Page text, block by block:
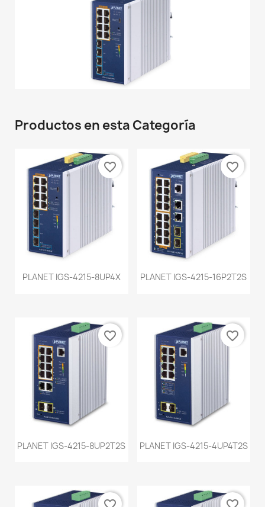
Productos en esta Categoría
PLANET IGS-4215-8UP4X
favorite_border
PLANET IGS-4215-16P2T2S
favorite_border
PLANET IGS-4215-8UP2T2S
favorite_border
PLANET IGS-4215-4UP4T2S
favorite_border